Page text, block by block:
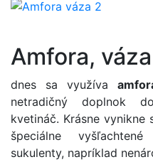
Amfora,
dnes sa využíva
netradičný doplnok
kvetináč. Krásne vynikne
špeciálne
sukulenty, napríklad